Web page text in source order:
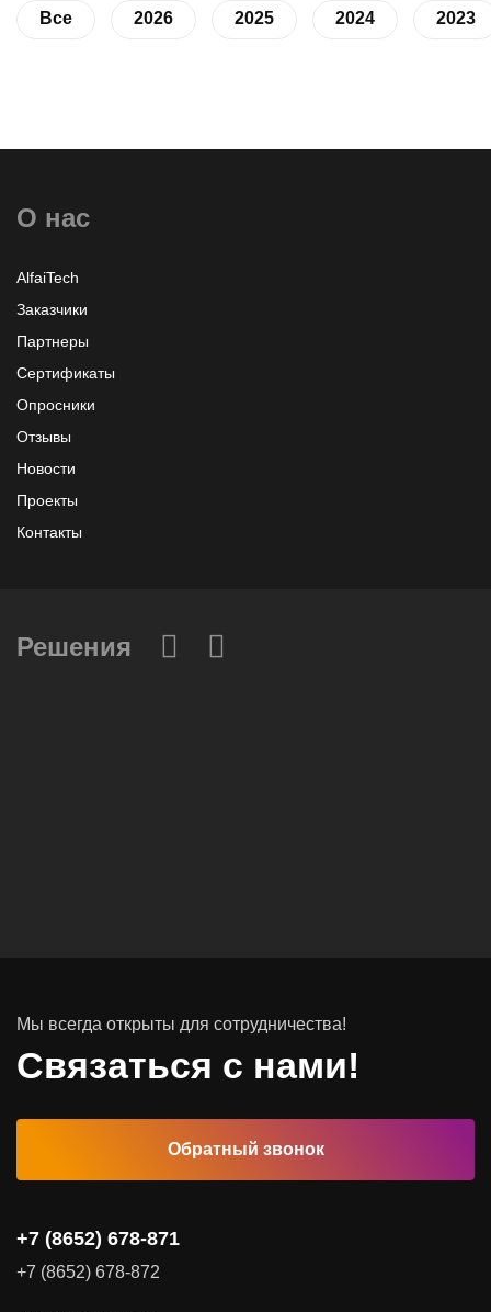
Все 2026 2025 2024 2023
О нас
AlfaiTech
Заказчики
Партнеры
Сертификаты
Опросники
Отзывы
Новости
Проекты
Контакты
Решения
Автоматизированные рабочие места
Видеоконференцсвязь
Поставка продуктов для резервного копирования данных
Мы всегда открыты для сотрудничества!
Связаться с нами!
Обратный звонок
+7 (8652) 678-871
+7 (8652) 678-872